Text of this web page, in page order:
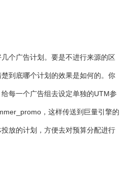
个广告计划。要是不进行来源的区
到底哪个计划的效果是如何的。你
每一个广告组去设定单独的UTM参
，这样传送到巨量引擎的
放的计划，方便去对预算分配进行